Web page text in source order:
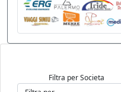
Filtra per Societa